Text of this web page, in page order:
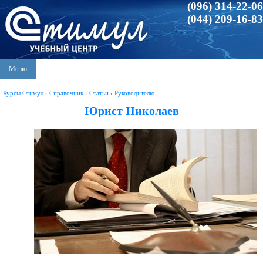
(096) 314-22-06
(044) 209-16-83
Меню
Курсы Стимул › Справочник › Статьи › Руководителю
Юрист Николаев